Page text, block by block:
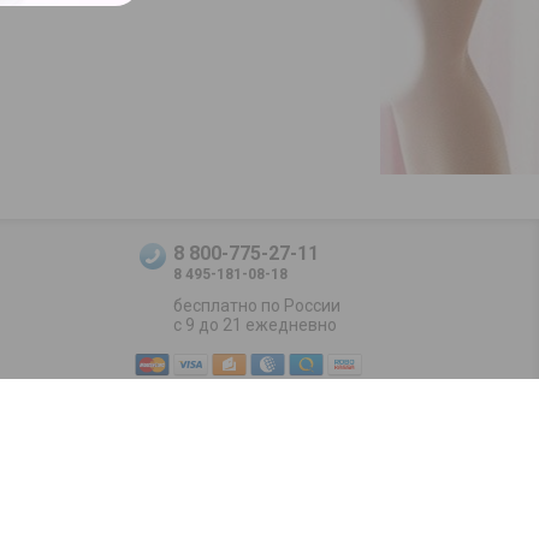
8 800-775-27-11
8 495-181-08-18
бесплатно по России
с 9 до 21 ежедневно